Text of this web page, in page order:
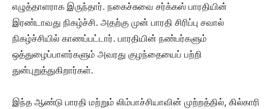
எழுத்தாளராக இருந்தார். நகைச்சுவை சர்க்கஸ் பாரதியின்
இரண்டாவது நிகழ்ச்சி. அதற்கு முன் பாரதி சிரிப்பு சவால்
நிகழ்ச்சியில் காணப்பட்டார். பாரதியின் நண்பர்களும்
ஒத்துழைப்பாளர்களும் அவரது குழந்தையைப் பற்றி
துன்புறுத்துகிறார்கள்.
இந்த ஆண்டு பாரதி மற்றும் லிம்பாச்சியாவின் முற்றத்தில், கில்காரி